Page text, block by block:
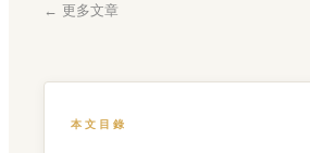
← 更多文章
本文目錄